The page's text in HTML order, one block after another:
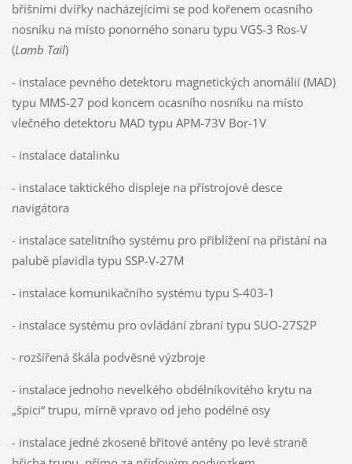
břišními dvířky nacházejícími se pod kořenem ocasního
nosníku na místo ponorného sonaru typu VGS-3 Ros-V
(Lamb Tail)
- instalace pevného detektoru magnetických anomálií (MAD)
typu MMS-27 pod koncem ocasního nosníku na místo
vlečného detektoru MAD typu APM-73V Bor-1V
- instalace datalinku
- instalace taktického displeje na přístrojové desce
navigátora
- instalace satelitního systému pro přiblížení na přistání na
palubě plavidla typu SSP-V-27M
- instalace komunikačního systému typu S-403-1
- instalace systému pro ovládání zbraní typu SUO-27S2P
- rozšířená škála podvěsné výzbroje
- instalace jednoho nevelkého obdélníkovitého krytu na
„špici“ trupu, mírně vpravo od jeho podélné osy
- instalace jedné zkosené břitové antény po levé straně